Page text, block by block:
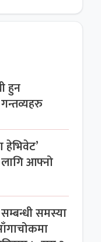
हुन
आफ्नो
समस्या